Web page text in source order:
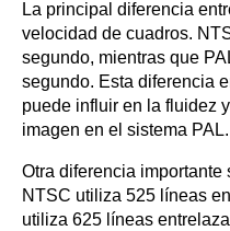
La principal diferencia
velocidad de cuadros.
segundo, mientras que
segundo. Esta diferencia
puede influir en la fluidez
imagen en el sistema PAL.
Otra diferencia
NTSC utiliza 525 líneas
utiliza 625 líneas